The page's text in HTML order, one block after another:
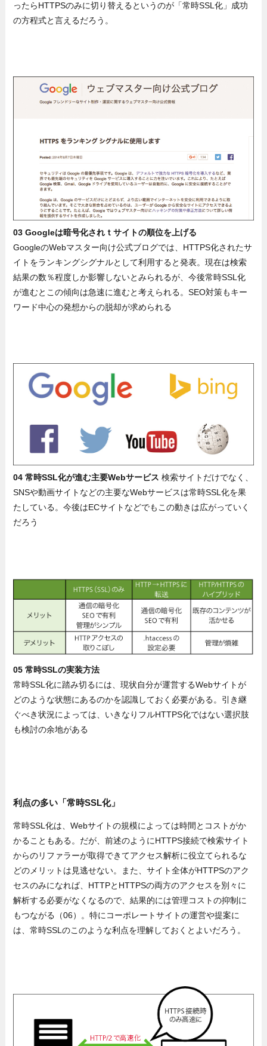
ったらHTTPSのみに切り替えるというのが「常時SSL化」成功
の方程式と言えるだろう。
03 Googleは暗号化されｔサイトの順位を上げる
GoogleのWebマスター向け公式ブログでは、HTTPS化されたサ
イトをランキングシグナルとして利用すると発表。現在は検索
結果の数％程度しか影響しないとみられるが、今後常時SSL化
が進むとこの傾向は急速に進むと考えられる。SEO対策もキー
ワード中心の発想からの脱却が求められる
04 常時SSL化が進む主要Webサービス 検索サイトだけでなく、
SNSや動画サイトなどの主要なWebサービスは常時SSL化を果
たしている。今後はECサイトなどでもこの動きは広がっていく
だろう
05 常時SSLの実装方法
常時SSL化に踏み切るには、現状自分が運営するWebサイトが
どのような状態にあるのかを認識しておく必要がある。引き継
ぐべき状況によっては、いきなりフルHTTPS化ではない選択肢
も検討の余地がある
利点の多い「常時SSL化」
常時SSL化は、Webサイトの規模によっては時間とコストがか
かることもある。だが、前述のようにHTTPS接続で検索サイト
からのリファラーが取得できてアクセス解析に役立てられるな
どのメリットは見逃せない。また、サイト全体がHTTPSのアク
セスのみになれば、HTTPとHTTPSの両方のアクセスを別々に
解析する必要がなくなるので、結果的には管理コストの抑制に
もつながる（06）。特にコーポレートサイトの運営や提案に
は、常時SSLのこのような利点を理解しておくとよいだろう。